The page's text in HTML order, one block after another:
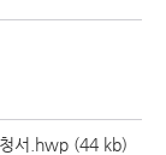
청서.hwp (44 kb)